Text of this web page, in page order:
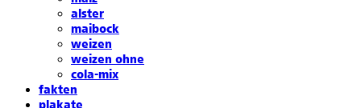
alster
maibock
weizen
weizen ohne
cola-mix
fakten
plakate